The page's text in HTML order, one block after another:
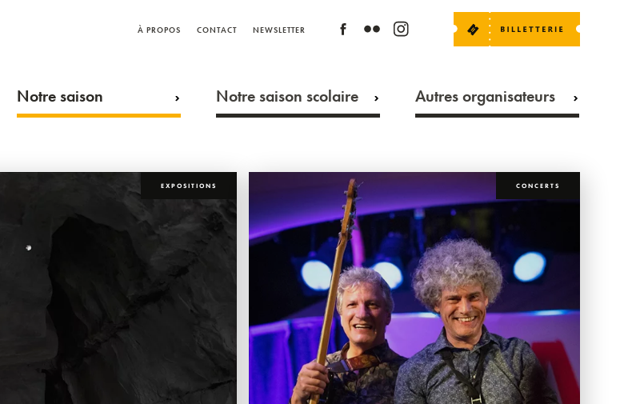
À PROPOS CONTACT NEWSLETTER
Notre saison Notre saison scolaire Autres organisateurs
EXPOSITIONS CONCERTS